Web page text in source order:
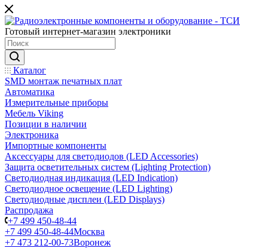
Готовый интернет-магазин электроники
Каталог
SMD монтаж печатных плат
Автоматика
Измерительные приборы
Мебель Viking
Позиции в наличии
Электроника
Импортные компоненты
Аксессуары для светодиодов (LED Accessories)
Защита осветительных систем (Lighting Protection)
Светодиодная индикация (LED Indication)
Светодиодное освещение (LED Lighting)
Светодиодные дисплеи (LED Displays)
Распродажа
+7 499 450-48-44
+7 499 450-48-44Москва
+7 473 212-00-73Воронеж